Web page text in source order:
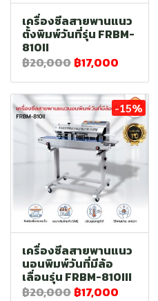
เครื่องซีลสายพานแนว
ตั้งพิมพ์วันที่รุ่น FRBM-
810II
฿20,000 ฿17,000
-15%
เครื่องซีลสายพานแนว
นอนพิมพ์วันที่มีล้อ
เลื่อนรุ่น FRBM-810III
฿20,000 ฿17,000